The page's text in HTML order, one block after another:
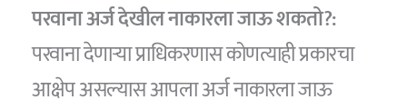
परवाना अर्ज देखील नाकारला जाऊ शकतो?:
परवाना देणार्‍या प्राधिकरणास कोणत्याही प्रकारचा
आक्षेप असल्यास आपला अर्ज नाकारला जाऊ